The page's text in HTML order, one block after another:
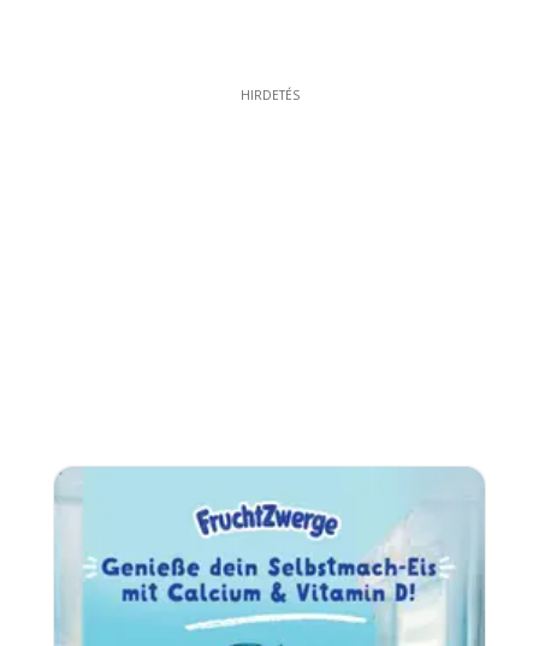
HIRDETÉS